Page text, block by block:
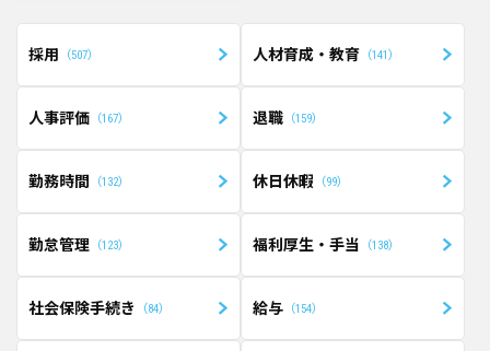
採用 507 人材育成・教育 141
人事評価 167 退職 159
勤務時間 132 休日休暇 99
勤怠管理 123 福利厚生・手当 138
社会保険手続き 84 給与 154